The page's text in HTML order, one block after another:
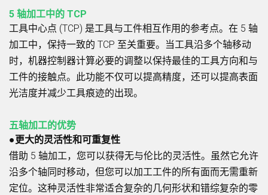
5 轴加工中的 TCP
工具中心点 (TCP) 是工具与工件相互作用的参考点。在 5 轴
加工中，保持一致的 TCP 至关重要。当工具沿多个轴移动
时，机器控制器计算必要的调整以保持最佳的工具方向和与
工件的接触点。此功能不仅可以提高精度，还可以提高表面
光洁度并减少工具痕迹的出现。
五轴加工的优势
●更大的灵活性和可重复性
借助 5 轴加工，您可以获得无与伦比的灵活性。虽然它允许
沿多个轴同时移动，但您可以加工工件的所有面而无需重新
定位。这种灵活性非常适合复杂的几何形状和错综复杂的零